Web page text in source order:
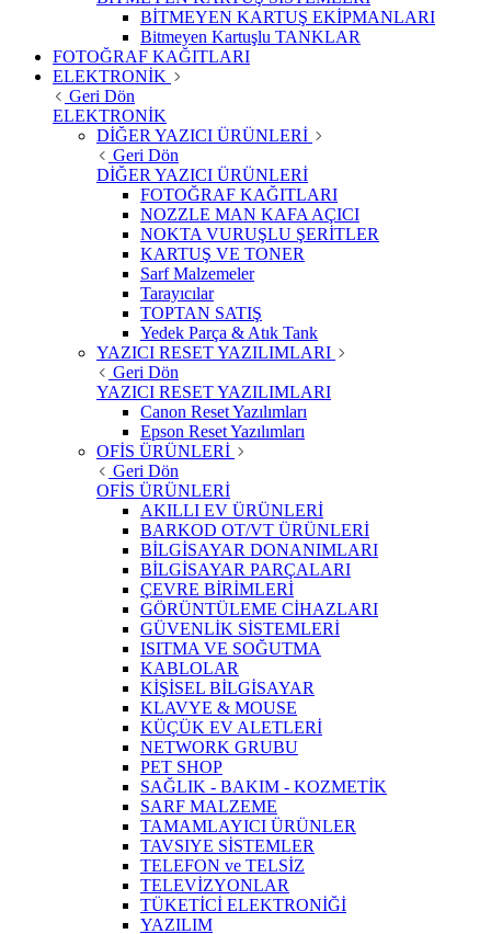
BİTMEYEN KARTUŞ EKİPMANLARI
Bitmeyen Kartuşlu TANKLAR
FOTOĞRAF KAĞITLARI
ELEKTRONİK
Geri Dön
ELEKTRONİK
DİĞER YAZICI ÜRÜNLERİ
Geri Dön
DİĞER YAZICI ÜRÜNLERİ
FOTOĞRAF KAĞITLARI
NOZZLE MAN KAFA AÇICI
NOKTA VURUŞLU ŞERİTLER
KARTUŞ VE TONER
Sarf Malzemeler
Tarayıcılar
TOPTAN SATIŞ
Yedek Parça & Atık Tank
YAZICI RESET YAZILIMLARI
Geri Dön
YAZICI RESET YAZILIMLARI
Canon Reset Yazılımları
Epson Reset Yazılımları
OFİS ÜRÜNLERİ
Geri Dön
OFİS ÜRÜNLERİ
AKILLI EV ÜRÜNLERİ
BARKOD OT/VT ÜRÜNLERİ
BİLGİSAYAR DONANIMLARI
BİLGİSAYAR PARÇALARI
ÇEVRE BİRİMLERİ
GÖRÜNTÜLEME CİHAZLARI
GÜVENLİK SİSTEMLERİ
ISITMA VE SOĞUTMA
KABLOLAR
KİŞİSEL BİLGİSAYAR
KLAVYE & MOUSE
KÜÇÜK EV ALETLERİ
NETWORK GRUBU
PET SHOP
SAĞLIK - BAKIM - KOZMETİK
SARF MALZEME
TAMAMLAYICI ÜRÜNLER
TAVSIYE SİSTEMLER
TELEFON ve TELSİZ
TELEVİZYONLAR
TÜKETİCİ ELEKTRONİĞİ
YAZILIM